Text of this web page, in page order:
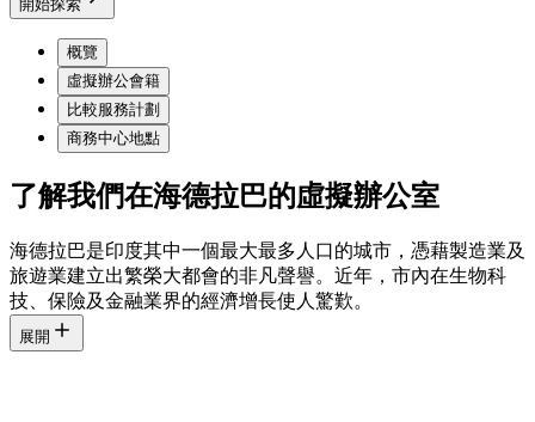
開始探索
概覽
虛擬辦公會籍
比較服務計劃
商務中心地點
了解我們在海德拉巴的虛擬辦公室
海德拉巴是印度其中一個最大最多人口的城市，憑藉製造業及
旅遊業建立出繁榮大都會的非凡聲譽。近年，市內在生物科
技、保險及金融業界的經濟增長使人驚歎。
展開